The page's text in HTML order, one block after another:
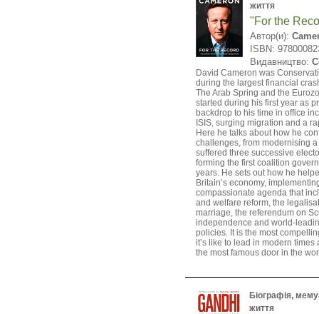
життя
"For the
Автор(и):
ISBN:
Видавництво:
David Cameron was
during the largest financial
The Arab Spring and the
started during his first year as
backdrop to his time in office
ISIS, surging migration and a
Here he talks about how he
challenges, from modernising
suffered three successive
forming the first coalition
years. He sets out how he
Britain’s economy,
compassionate agenda that
and welfare reform, the
marriage, the referendum on
independence and world-
policies. It is the most
it’s like to lead in modern
the most famous door in the
Біографія,
життя